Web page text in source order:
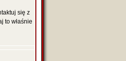
się z
to właśnie